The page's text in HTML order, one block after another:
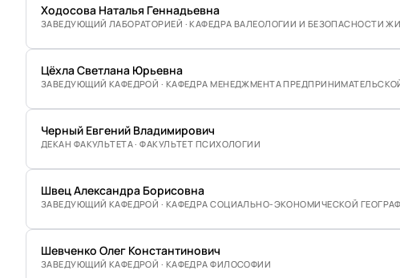
Ходосова Наталья Геннадьевна
ЗАВЕДУЮЩИЙ ЛАБОРАТОРИЕЙ · КАФЕДРА ВАЛЕОЛОГИИ И БЕЗОПАСНОСТИ
Цёхла Светлана Юрьевна
ЗАВЕДУЮЩИЙ КАФЕДРОЙ · КАФЕДРА МЕНЕДЖМЕНТА
Черный Евгений Владимирович
ДЕКАН ФАКУЛЬТЕТА · ФАКУЛЬТЕТ ПСИХОЛОГИИ
Швец Александра Борисовна
ЗАВЕДУЮЩИЙ КАФЕДРОЙ · КАФЕДРА СОЦИАЛЬНО-ЭКОНОМИЧЕСКОЙ
Шевченко Олег Константинович
ЗАВЕДУЮЩИЙ КАФЕДРОЙ · КАФЕДРА ФИЛОСОФИИ